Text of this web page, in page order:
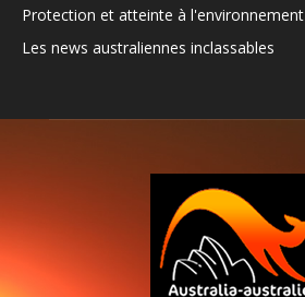
Protection et atteinte à l'environnement
Les news australiennes inclassables